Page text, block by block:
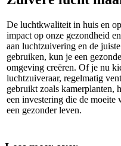
De luchtkwaliteit in huis en
impact op onze gezondheid
aan luchtzuivering en de
gebruiken, kun je een
omgeving creëren. Of je nu
luchtzuiveraar, regelmatig
gebruikt zoals kamerplanten,
een investering die de moeite
een gezonder leven.